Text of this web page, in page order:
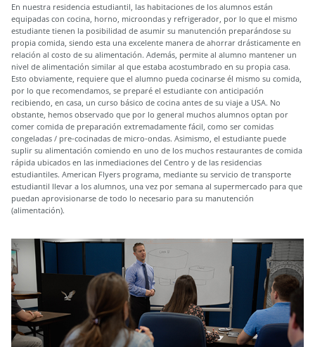
En nuestra residencia estudiantil, las habitaciones de los alumnos están
equipadas con cocina, horno, microondas y refrigerador, por lo que el mismo
estudiante tienen la posibilidad de asumir su manutención preparándose su
propia comida, siendo esta una excelente manera de ahorrar drásticamente en
relación al costo de su alimentación. Además, permite al alumno mantener un
nivel de alimentación similar al que estaba acostumbrado en su propia casa.
Esto obviamente, requiere que el alumno pueda cocinarse él mismo su comida,
por lo que recomendamos, se preparé el estudiante con anticipación
recibiendo, en casa, un curso básico de cocina antes de su viaje a USA. No
obstante, hemos observado que por lo general muchos alumnos optan por
comer comida de preparación extremadamente fácil, como ser comidas
congeladas / pre-cocinadas de micro-ondas. Asimismo, el estudiante puede
suplir su alimentación comiendo en uno de los muchos restaurantes de comida
rápida ubicados en las inmediaciones del Centro y de las residencias
estudiantiles. American Flyers programa, mediante su servicio de transporte
estudiantil llevar a los alumnos, una vez por semana al supermercado para que
puedan aprovisionarse de todo lo necesario para su manutención
(alimentación).